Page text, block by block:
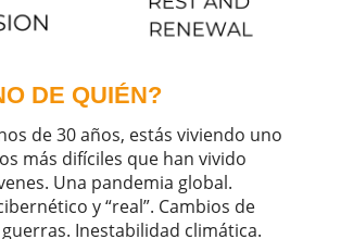
DE QUIÉN?
de 30 años, estás viviendo uno
más difíciles que han vivido
Una pandemia global.
y “real”. Cambios de
Inestabilidad climática.